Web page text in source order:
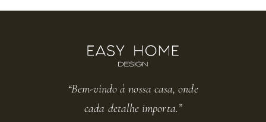
“Bem-vindo à nossa casa, onde
cada detalhe importa.”